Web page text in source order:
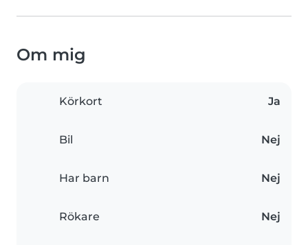
Om mig
Körkort Ja
Bil Nej
Har barn Nej
Rökare Nej